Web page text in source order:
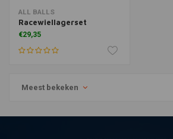
ALL BALLS
Racewiellagerset
€29,35
Meest bekeken